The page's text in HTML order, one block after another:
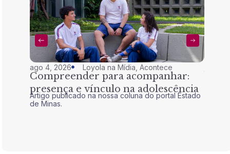
ago 4, 2026 Loyola na Mídia ,Acontece
Compreender para acompanhar:
presença e vínculo na adolescência
Artigo publicado na nossa coluna do portal Estado
de Minas.